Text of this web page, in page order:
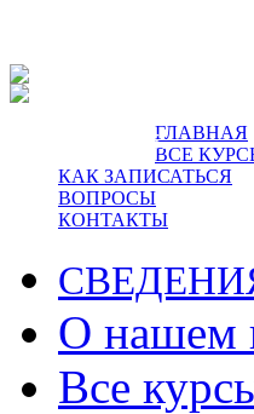
пр-т Ленина, 5.ГЛАВНАЯ
ВСЕ
КАК ЗАПИСАТЬСЯ
ВОПРОСЫ
КОНТАКТЫ
О нашем
Все